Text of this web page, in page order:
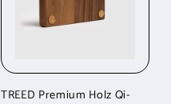
TREED Premium Holz Qi-